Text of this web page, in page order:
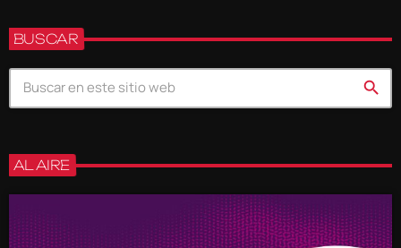
BUSCAR
search
AL AIRE